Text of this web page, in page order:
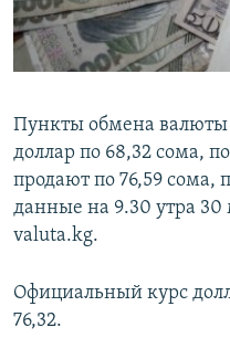
Пункты обмена
доллар по 68,32 сома,
продают по 76,59 сома,
данные на 9.30 утра 30
valuta.kg.
Официальный курс
76,32.